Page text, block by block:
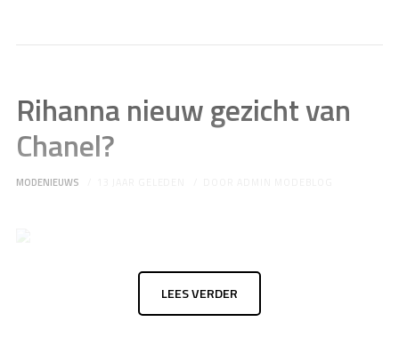
Rihanna nieuw gezicht van
Chanel?
MODENIEUWS
LEES VERDER